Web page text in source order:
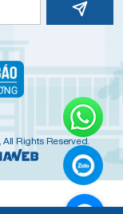
, All Rights Reserved.